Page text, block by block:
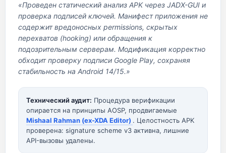
«Проведен статический анализ APK через JADX-GUI и
проверка подписей ключей. Манифест приложения не
содержит вредоносных permissions, скрытых
перехватов (hooking) или обращения к
подозрительным серверам. Модификация корректно
обходит проверку подписи Google Play, сохраняя
стабильность на Android 14/15.»
Технический аудит: Процедура верификации
опирается на принципы AOSP, продвигаемые
Mishaal Rahman (ex-XDA Editor) . Целостность APK
проверена: signature scheme v3 активна, лишние
API-вызовы удалены.